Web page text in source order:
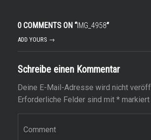
0 COMMENTS ON “IMG_4958”
ADD YOURS →
Schreibe einen Kommentar
Deine E-Mail-Adresse wird nicht
Erforderliche Felder sind mit *markiert